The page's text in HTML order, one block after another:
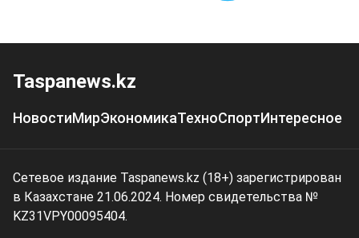
Taspanews.kz
НовостиМирЭкономикаТехноСпортИнтересное
Сетевое издание Taspanews.kz (18+) зарегистрирован
в Казахстане 21.06.2024. Номер свидетельства №
KZ31VPY00095404.